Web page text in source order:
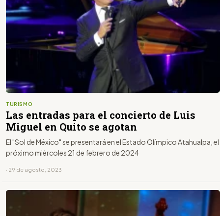
TURISMO
Las entradas para el concierto de Luis
Miguel en Quito se agotan
El "Sol de México" se presentará en el Estado Olímpico Atahualpa, el
próximo miércoles 21 de febrero de 2024
· 29 de agosto, 2023